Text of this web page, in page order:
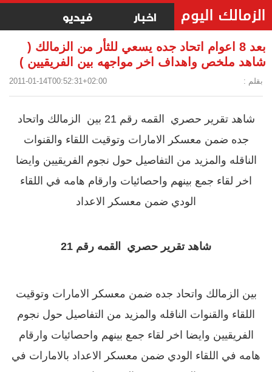
اخبار فيديو
بعد 8 اعوام اتحاد جده يسعي للثأر من الزمالك (
شاهد ملخص واهداف اخر مواجهه بين الفريقيين )
بقلم : 2011-01-14T00:52:31+02:00
شاهد تقرير حصري القمه رقم 21 بين الزمالك واتحاد
جده ضمن معسكر الامارات وتوقيت اللقاء والقنوات
الناقله والمزيد من التفاصيل حول نجوم الفريقيين وايضا
اخر لقاء جمع بينهم واحصائيات وارقام هامه في اللقاء
الودي ضمن معسكر الاعداد
شاهد تقرير حصري القمه رقم 21
بين الزمالك واتحاد جده ضمن معسكر الامارات وتوقيت
اللقاء والقنوات الناقله والمزيد من التفاصيل حول نجوم
الفريقيين وايضا اخر لقاء جمع بينهم واحصائيات وارقام
هامه في اللقاء الودي ضمن معسكر الاعداد بالامارات في